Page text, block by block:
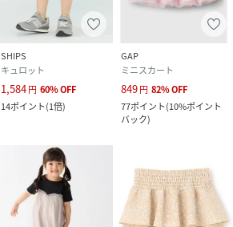
SHIPS
キュロット
1,584円 60%OFF
14ポイント(1倍)
GAP
ミニスカート
849円 82%OFF
77ポイント(10%ポイント
バック)